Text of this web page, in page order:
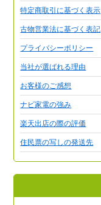
特定商取引に基づく表示
古物営業法に基づく表記
プライバシーポリシー
当社が選ばれる理由
お客様のご感想
ナビ家電の強み
楽天出店の際の評価
住民票の写しの発送先